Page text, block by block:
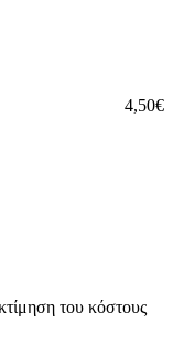
4,50€
του κόστους